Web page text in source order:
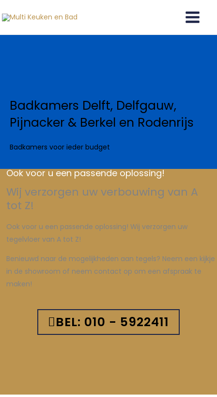
naar
Badkamers Delft, Delfgauw,
Pijnacker & Berkel en Rodenrijs
Badkamers voor ieder budget
Ook voor u een passende oplossing!
Wij verzorgen uw verbouwing van A
tot Z!
Ook voor u een passende oplossing! Wij verzorgen uw
tegelvloer van A tot Z!
Benieuwd naar de mogelijkheden aan tegels? Neem een kijkje
in de showroom of neem contact op om een afspraak te
maken!
BEL: 010 - 5922411